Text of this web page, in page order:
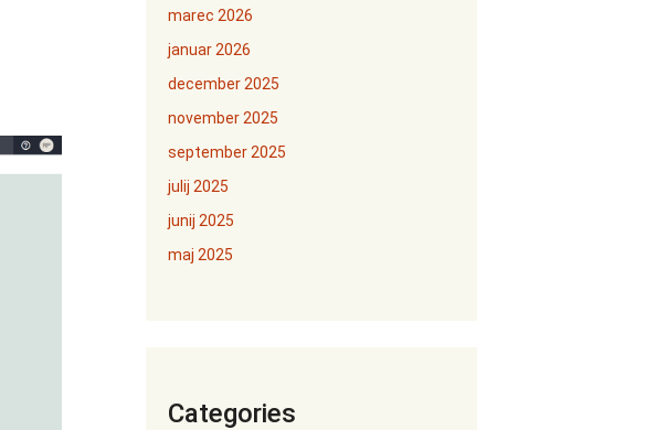
marec 2026
januar 2026
december 2025
november 2025
september 2025
julij 2025
junij 2025
maj 2025
Categories